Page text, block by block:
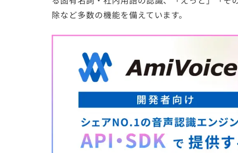
除など多数の機能を備えています。